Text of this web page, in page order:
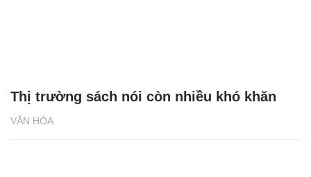
VĂN HÓA
Thị trường sách nói còn nhiều khó khăn